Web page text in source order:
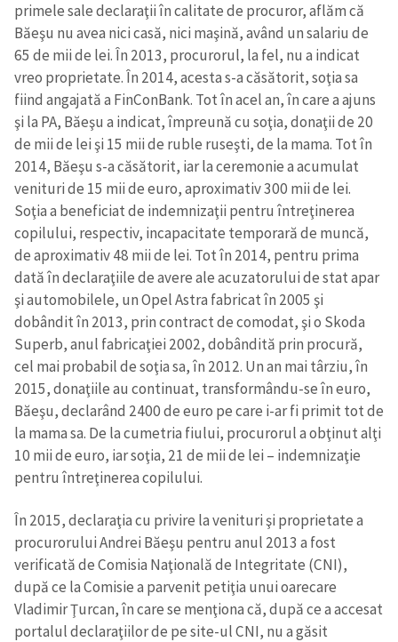
primele sale declaraţii în calitate de procuror, aflăm că
Băeşu nu avea nici casă, nici maşină, având un salariu de
65 de mii de lei. În 2013, procurorul, la fel, nu a indicat
vreo proprietate. În 2014, acesta s-a căsătorit, soţia sa
fiind angajată a FinConBank. Tot în acel an, în care a ajuns
şi la PA, Băeşu a indicat, împreună cu soţia, donaţii de 20
de mii de lei şi 15 mii de ruble ruseşti, de la mama. Tot în
2014, Băeşu s-a căsătorit, iar la ceremonie a acumulat
venituri de 15 mii de euro, aproximativ 300 mii de lei.
Soţia a beneficiat de indemnizaţii pentru întreţinerea
copilului, respectiv, incapacitate temporară de muncă,
de aproximativ 48 mii de lei. Tot în 2014, pentru prima
dată în declaraţiile de avere ale acuzatorului de stat apar
şi automobilele, un Opel Astra fabricat în 2005 şi
dobândit în 2013, prin contract de comodat, şi o Skoda
Superb, anul fabricaţiei 2002, dobândită prin procură,
cel mai probabil de soţia sa, în 2012. Un an mai târziu, în
2015, donaţiile au continuat, transformându-se în euro,
Băeşu, declarând 2400 de euro pe care i-ar fi primit tot de
la mama sa. De la cumetria fiului, procurorul a obţinut alţi
10 mii de euro, iar soţia, 21 de mii de lei – indemnizaţie
pentru întreţinerea copilului.
În 2015, declaraţia cu privire la venituri şi proprietate a
procurorului Andrei Băeşu pentru anul 2013 a fost
verificată de Comisia Naţională de Integritate (CNI),
după ce la Comisie a parvenit petiţia unui oarecare
Vladimir Ţurcan, în care se menţiona că, după ce a accesat
portalul declaraţiilor de pe site-ul CNI, nu a găsit